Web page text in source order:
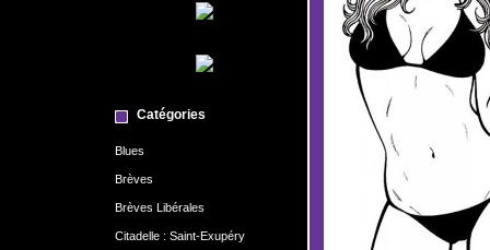
Catégories
Blues
Brèves
Brèves Libérales
Citadelle : Saint-Exupéry